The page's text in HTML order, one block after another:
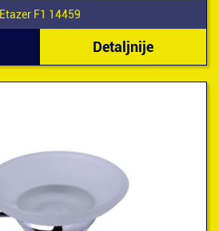
Etazer F1 14459
Detaljnije